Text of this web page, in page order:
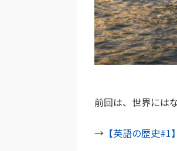
前回は、世界には
→ 【英語の歴史